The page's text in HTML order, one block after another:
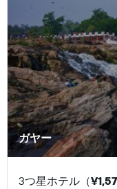
ガヤー
3つ星ホテル（